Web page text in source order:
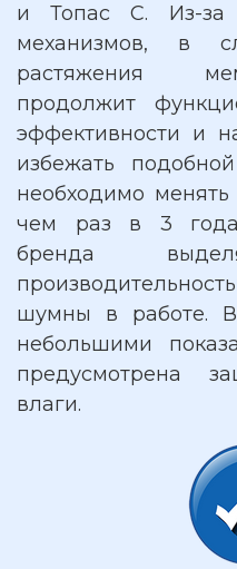
и Топас С. Из-за
механизмов, в
растяжения
продолжит
эффективности и
избежать
необходимо
чем раз в 3 года.
бренда
шумны в работе.
небольшими
предусмотрена
влаги.